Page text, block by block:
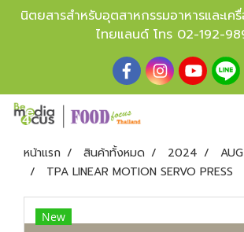
นิตยสารสำหรับอุตสาหกรรมอาหารและเ
ไทยแลนด์ โทร 02-192-
หน้าแรก สินค้าทั้งหมด 2024
AUG
TPA LINEAR MOTION SERVO PRESS
New